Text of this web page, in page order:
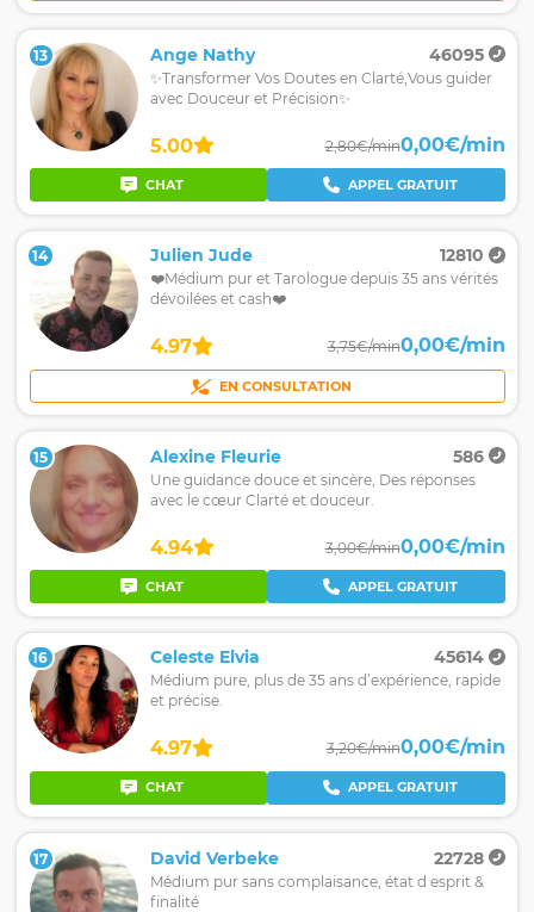
13 Ange Nathy 46095
✨Transformer Vos Doutes en Clarté,Vous guider
avec Douceur et Précision✨
5.00 2,80€/min0,00€/min
CHAT APPEL GRATUIT
14 Julien Jude 12810
❤️Médium pur et Tarologue depuis 35 ans vérités
dévoilées et cash❤️
4.97 3,75€/min0,00€/min
EN CONSULTATION
15 Alexine Fleurie 586
Une guidance douce et sincère, Des réponses
avec le cœur Clarté et douceur.
4.94 3,00€/min0,00€/min
CHAT APPEL GRATUIT
16 Celeste Elvia 45614
Médium pure, plus de 35 ans d’expérience, rapide
et précise.
4.97 3,20€/min0,00€/min
CHAT APPEL GRATUIT
17 David Verbeke 22728
Médium pur sans complaisance, état d esprit &
finalité